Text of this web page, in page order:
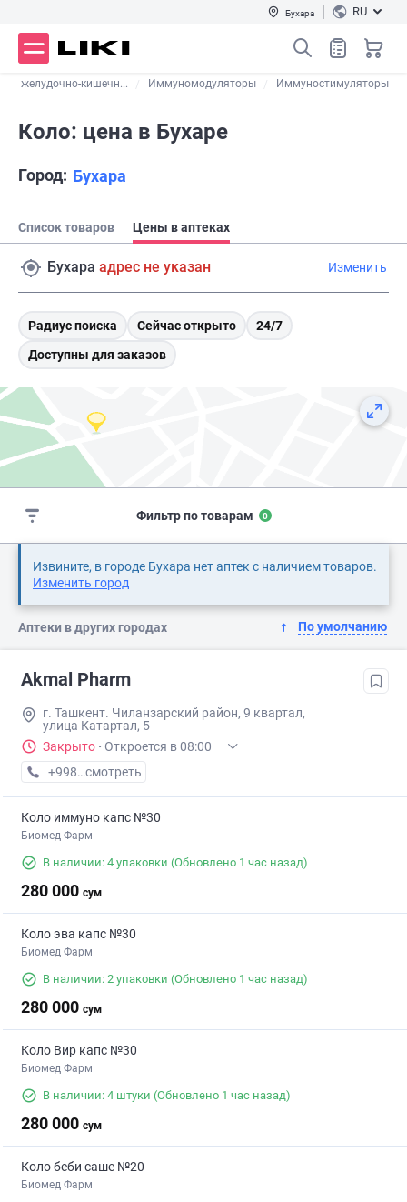
Бухара RU
желудочно-кишечн... Иммуномодуляторы Иммуностимуляторы
Коло: цена в Бухаре
Город: Бухара
Список товаров Цены в аптеках
Бухара адрес не указан Изменить
Радиус поиска Сейчас открыто
24/7
Доступны для заказов
Фильтр по товарам 0
Извините, в городе Бухара нет аптек с наличием товаров.
Изменить город
Аптеки в других городах По умолчанию
Akmal Pharm
г. Ташкент. Чиланзарский район, 9 квартал,
улица Катартал, 5
Закрыто · Откроется в 08:00
+998 (99) XXX-XX-XX
смотреть
Коло иммуно капс №30
Биомед Фарм
В наличии: 4 упаковки (Обновлено 1 час назад)
280 000 сум
Коло эва капс №30
Биомед Фарм
В наличии: 2 упаковки (Обновлено 1 час назад)
280 000 сум
Коло Вир капс №30
Биомед Фарм
В наличии: 4 штуки (Обновлено 1 час назад)
280 000 сум
Коло беби саше №20
Биомед Фарм